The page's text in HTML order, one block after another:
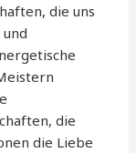
die uns
die
die Liebe